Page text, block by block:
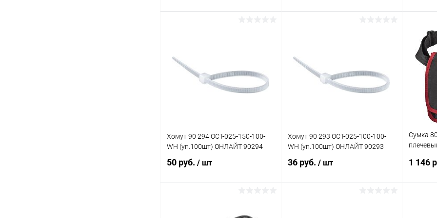
В избранное В наличии
Купить в 1 клик
В избранное В наличии В
Хомут 90 294 OCT-025-150-100-
WH (уп.100шт) ОНЛАЙТ 90294
50 руб. / шт
Хомут 90 293 OCT-025-100-100-
WH (уп.100шт) ОНЛАЙТ 90293
36 руб. / шт
Сумка
1 146